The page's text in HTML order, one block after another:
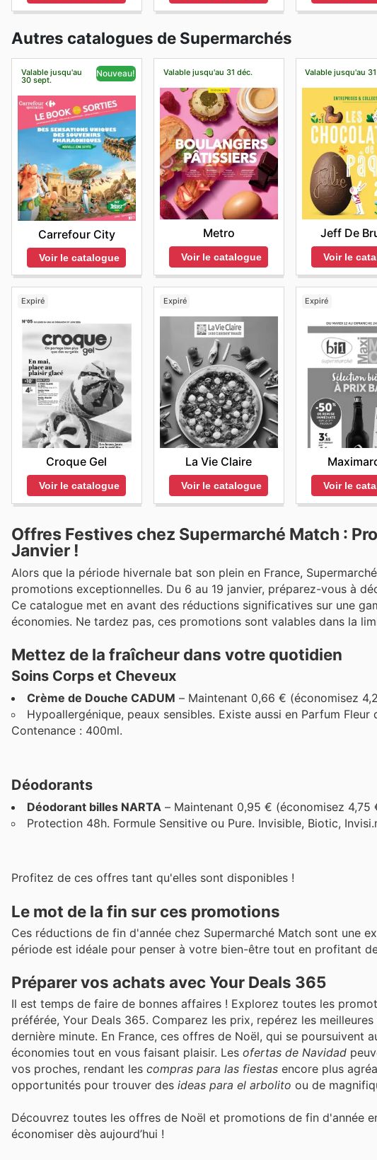
Autres catalogues de Supermarchés
Valable jusqu'au
30 sept.
Nouveau!
Carrefour City
Voir le catalogue
Valable jusqu'au 31 déc.
Metro
Voir le catalogue
Valable jusqu'au
Jeff De
Voir le
Expiré
Croque Gel
Voir le catalogue
Expiré
La Vie Claire
Voir le catalogue
Expiré
Voir le
Offres Festives chez Supermarché Match :
Janvier !
Alors que la période hivernale bat son plein en France,
promotions exceptionnelles. Du 6 au 19 janvier, préparez-vous à
Ce catalogue met en avant des réductions significatives sur une
économies. Ne tardez pas, ces promotions sont valables dans la
Mettez de la fraîcheur dans votre quotidien
Soins Corps et Cheveux
Crème de Douche CADUM – Maintenant 0,66 € (économisez
Hypoallergénique, peaux sensibles. Existe aussi en Parfum
Contenance : 400ml.
Déodorants
Déodorant billes NARTA – Maintenant 0,95 € (économisez 4,75
Protection 48h. Formule Sensitive ou Pure. Invisible, Biotic,
Profitez de ces offres tant qu'elles sont disponibles !
Le mot de la fin sur ces promotions
Ces réductions de fin d'année chez Supermarché Match sont une
période est idéale pour penser à votre bien-être tout en profitant
Préparer vos achats avec Your Deals 365
Il est temps de faire de bonnes affaires ! Explorez toutes les
préférée, Your Deals 365. Comparez les prix, repérez les
dernière minute. En France, ces offres de Noël, qui se poursuivent
économies tout en vous faisant plaisir. Les ofertas de Navidad
vos proches, rendant les compras para las fiestas encore plus
opportunités pour trouver des ideas para el arbolito ou de
Découvrez toutes les offres de Noël et promotions de fin d'année
économiser dès aujourd’hui !